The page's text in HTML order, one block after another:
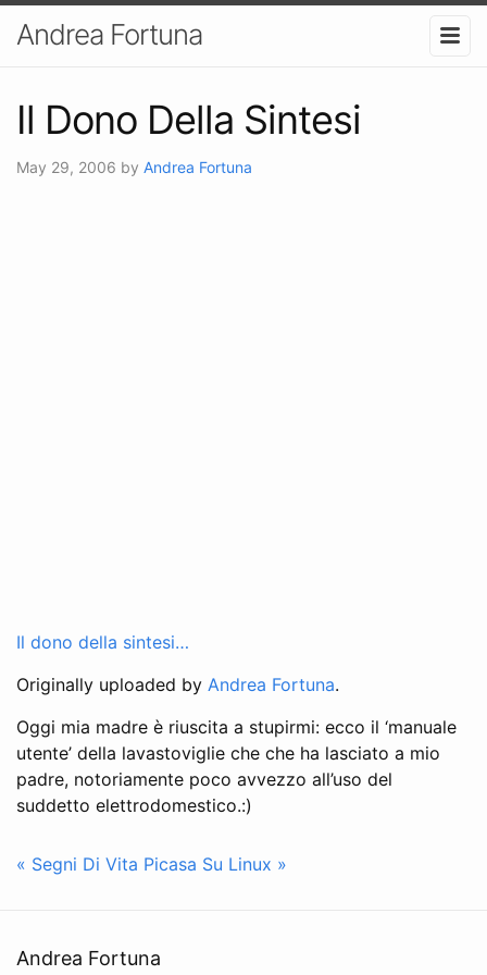
Andrea Fortuna
Il Dono Della Sintesi
May 29, 2006 by Andrea Fortuna
Il dono della sintesi…
Originally uploaded by Andrea Fortuna.
Oggi mia madre è riuscita a stupirmi: ecco il ‘manuale
utente’ della lavastoviglie che che ha lasciato a mio
padre, notoriamente poco avvezzo all’uso del
suddetto elettrodomestico.:)
« Segni Di Vita Picasa Su Linux »
Andrea Fortuna